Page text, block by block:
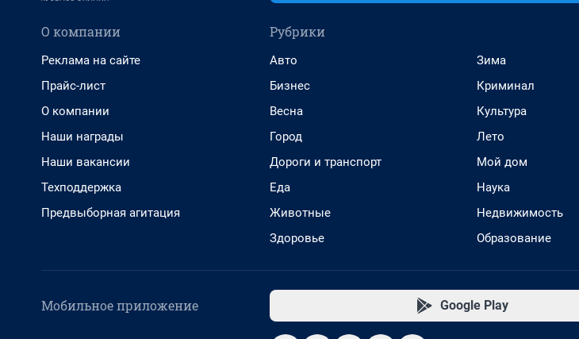
О компании
Реклама на сайте
Прайс-лист
О компании
Наши награды
Наши вакансии
Техподдержка
Предвыборная агитация
Рубрики
Авто
Бизнес
Весна
Город
Дороги и транспорт
Еда
Животные
Здоровье
Зима
Криминал
Культура
Лето
Мой дом
Наука
Недвижимость
Образование
Мобильное приложение Google Play